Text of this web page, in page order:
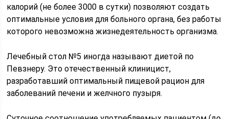
калорий (не более 3000 в сутки) позволяют создать
оптимальные условия для больного органа, без работы
которого невозможна жизнедеятельность организма.
Лечебный стол №5 иногда называют диетой по
Певзнеру. Это отечественный клиницист,
разработавший оптимальный пищевой рацион для
заболеваний печени и желчного пузыря.